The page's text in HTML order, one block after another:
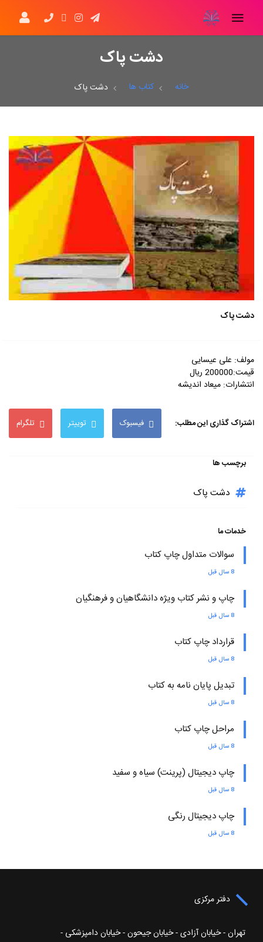
دشت پاک
خانه کتاب ها دشت پاک
دشت پاک
مولف: علی عیسایی
قیمت:200000 ریال
انتشارات: میعاد اندیشه
اشتراک گذاری این مطلب: فیسبوک توییتر تلگرام
برچسب ها
دشت پاک
خدمات ما
سوالات متداول چاپ کتاب
8 سال قبل
چاپ و نشر کتاب ویژه دانشگاهیان و فرهنگیان
8 سال قبل
قرارداد چاپ کتاب
8 سال قبل
تبدیل پایان نامه به کتاب
8 سال قبل
مراحل چاپ کتاب
8 سال قبل
چاپ دیجیتال (پرینت) سیاه و سفید
8 سال قبل
چاپ دیجیتال رنگی
8 سال قبل
دفتر مرکزی
تهران - خیابان آزادی - خیابان جیحون - خیابان دامپزشکی -